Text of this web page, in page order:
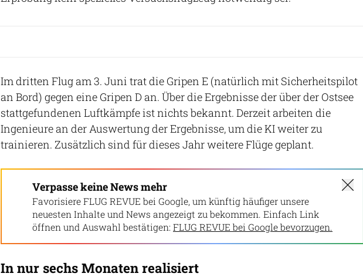
Im dritten Flug am 3. Juni trat die Gripen E (natürlich mit Sicherheitspilot
an Bord) gegen eine Gripen D an. Über die Ergebnisse der über der Ostsee
stattgefundenen Luftkämpfe ist nichts bekannt. Derzeit arbeiten die
Ingenieure an der Auswertung der Ergebnisse, um die KI weiter zu
trainieren. Zusätzlich sind für dieses Jahr weitere Flüge geplant.
Verpasse keine News mehr
Favorisiere FLUG REVUE bei Google, um künftig häufiger unsere
neuesten Inhalte und News angezeigt zu bekommen. Einfach Link
öffnen und Auswahl bestätigen: FLUG REVUE bei Google bevorzugen.
In nur sechs Monaten realisiert